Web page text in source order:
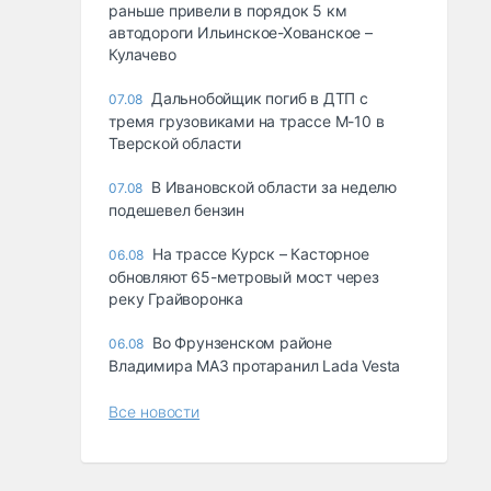
раньше привели в порядок 5 км
автодороги Ильинское-Хованское –
Кулачево
07.08 Дальнобойщик погиб в ДТП с
тремя грузовиками на трассе М-10 в
Тверской области
07.08 В Ивановской области за неделю
подешевел бензин
06.08 На трассе Курск – Касторное
обновляют 65-метровый мост через
реку Грайворонка
06.08 Во Фрунзенском районе
Владимира МАЗ протаранил Lada Vesta
Все новости